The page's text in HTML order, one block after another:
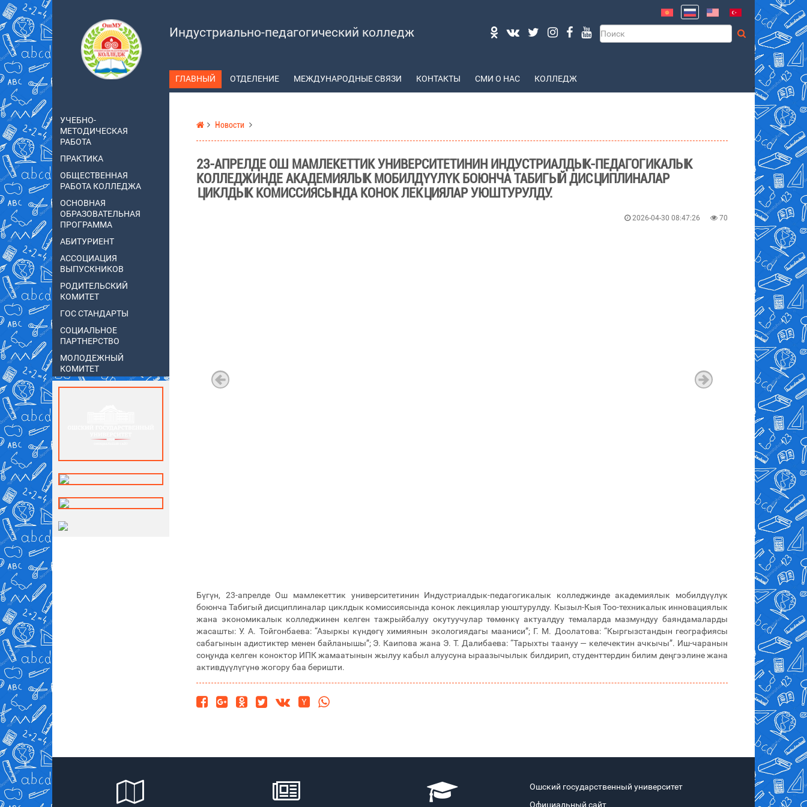
Индустриально-педагогический колледж
ГЛАВНЫЙ ОТДЕЛЕНИЕ МЕЖДУНАРОДНЫЕ СВЯЗИ КОНТАКТЫ СМИ О НАС КОЛЛЕДЖ
УЧЕБНО-
МЕТОДИЧЕСКАЯ
РАБОТА
ПРАКТИКА
ОБЩЕСТВЕННАЯ
РАБОТА КОЛЛЕДЖА
ОСНОВНАЯ
ОБРАЗОВАТЕЛЬНАЯ
ПРОГРАММА
АБИТУРИЕНТ
АССОЦИАЦИЯ
ВЫПУСКНИКОВ
РОДИТЕЛЬСКИЙ
КОМИТЕТ
ГОС СТАНДАРТЫ
СОЦИАЛЬНОЕ
ПАРТНЕРСТВО
МОЛОДЕЖНЫЙ
КОМИТЕТ
Новости
23-АПРЕЛДЕ ОШ МАМЛЕКЕТТИК УНИВЕРСИТЕТИНИН ИНДУСТРИАЛДЫК-ПЕДАГОГИКАЛЫК
КОЛЛЕДЖИНДЕ АКАДЕМИЯЛЫК МОБИЛДҮҮЛҮК БОЮНЧА ТАБИГЫЙ ДИСЦИПЛИНАЛАР
ЦИКЛДЫК КОМИССИЯСЫНДА КОНОК ЛЕКЦИЯЛАР УЮШТУРУЛДУ.
2026-04-30 08:47:26 70
Бүгүн, 23-апрелде Ош мамлекеттик университетинин Индустриалдык-педагогикалык колледжинде академиялык мобилдүүлүк
боюнча Табигый дисциплиналар циклдык комиссиясында конок лекциялар уюштурулду. Кызыл-Кыя Тоо-техникалык инновациялык
жана экономикалык колледжинен келген тажрыйбалуу окутуучулар төмөнкү актуалдуу темаларда мазмундуу баяндамаларды
жасашты: У. А. Тойгонбаева: “Азыркы күндөгү химиянын экологиядагы мааниси”; Г. М. Доолатова: “Кыргызстандын географиясы
сабагынын адистиктер менен байланышы”; Э. Каипова жана Э. Т. Далибаева: “Тарыхты таануу — келечектин ачкычы”. Иш-чаранын
соңунда келген коноктор ИПК жамаатынын жылуу кабыл алуусуна ыраазычылык билдирип, студенттердин билим деңгээлине жана
активдүүлүгүнө жогору баа беришти.
Ошский государственный университет